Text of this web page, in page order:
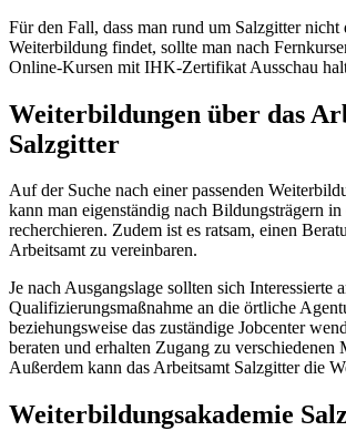
Für den Fall, dass man rund um Salzgitter
Weiterbildung findet, sollte man nach
Online-Kursen mit IHK-Zertifikat Ausschau
Weiterbildungen über das
Salzgitter
Auf der Suche nach einer passenden
kann man eigenständig nach Bildungsträgern
recherchieren. Zudem ist es ratsam, einen
Arbeitsamt zu vereinbaren.
Je nach Ausgangslage sollten sich Interessierte
Qualifizierungsmaßnahme an die örtliche
beziehungsweise das zuständige Jobcenter
beraten und erhalten Zugang zu verschiedenen
Außerdem kann das Arbeitsamt Salzgitter die
Weiterbildungsakademie